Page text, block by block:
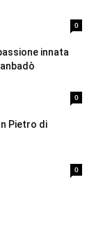
0
innata
0
Pietro di
0